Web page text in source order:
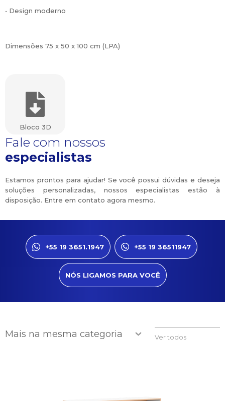
• Design moderno
Dimensões 75 x 50 x 100 cm (LPA)
Bloco 3D
Fale com nossos
especialistas
Estamos prontos para ajudar! Se você possui dúvidas e deseja
soluções personalizadas, nossos especialistas estão à
disposição. Entre em contato agora mesmo.
+55 19 3651.1947 +55 19 36511947
NÓS LIGAMOS PARA VOCÊ
Mais na mesma categoria Ver todos